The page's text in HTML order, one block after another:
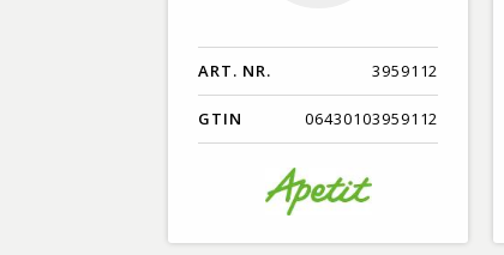
ART. NR. 3959112
GTIN 06430103959112